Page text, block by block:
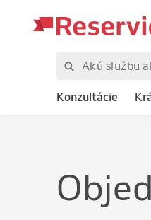
Konzultácie